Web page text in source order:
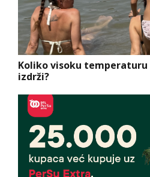
Koliko visoku
izdrži?